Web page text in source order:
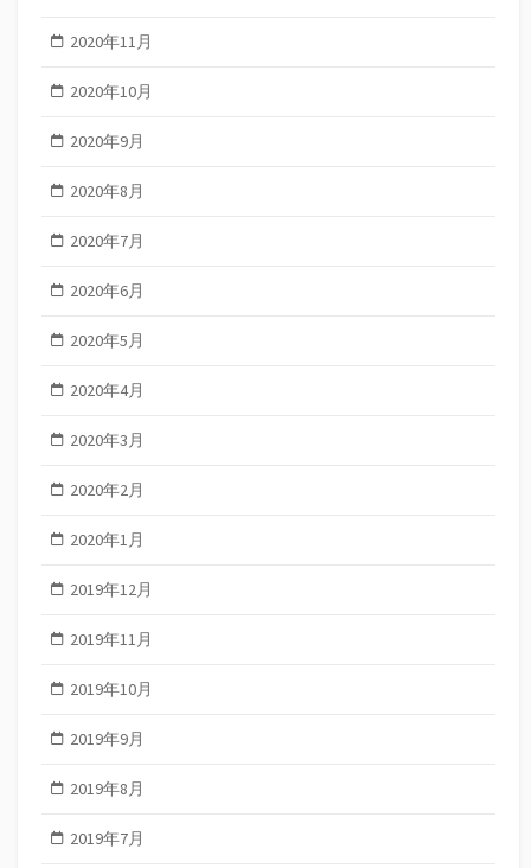
2020年11月
2020年10月
2020年9月
2020年8月
2020年7月
2020年6月
2020年5月
2020年4月
2020年3月
2020年2月
2020年1月
2019年12月
2019年11月
2019年10月
2019年9月
2019年8月
2019年7月